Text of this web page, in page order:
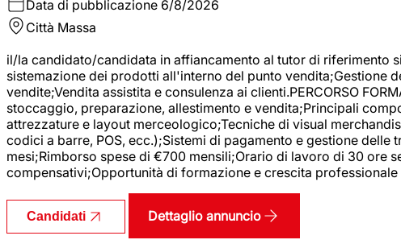
Data di pubblicazione 6/8/2026
Città Massa
il/la candidato/candidata in affiancamento al tutor di riferimento
sistemazione dei prodotti all'interno del punto vendita;Gestione
vendite;Vendita assistita e consulenza ai clienti.PERCORSO
stoccaggio, preparazione, allestimento e vendita;Principali
attrezzature e layout merceologico;Tecniche di visual
codici a barre, POS, ecc.);Sistemi di pagamento e gestione
mesi;Rimborso spese di €700 mensili;Orario di lavoro di 30 ore
compensativi;Opportunità di formazione e crescita
Candidati Dettaglio annuncio